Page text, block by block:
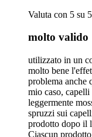
Valuta con 5 su
molto valido
utilizzato in un
molto bene
problema anche
mio caso,
leggermente
spruzzi sui
prodotto dopo il
Ciascun